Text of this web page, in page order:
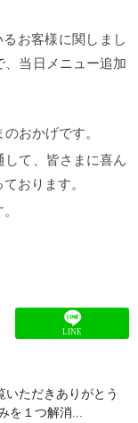
お客様に関しまし
、当日メニュー追加
おかげです。
して、皆さまに喜ん
おります。
LINE
いただきありがとう
を１つ解消...